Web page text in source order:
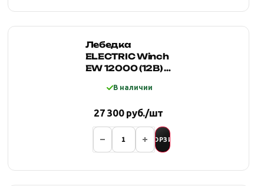
Лебедка
ELECTRIC Winch
EW 12000 (12В) с
тросомВ наличии
27 300 руб./шт
В КОРЗИНУ